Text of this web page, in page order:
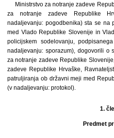
Ministrstvo za notranje zadeve
za notranje zadeve Republike
nadaljevanju: pogodbenika) sta se na
med Vlado Republike Slovenije in
policijskem sodelovanju,
nadaljevanju: sporazum), dogovorili o
za notranje zadeve Republike
zadeve Republike Hrvaške,
patruljiranja ob državni meji med
(v nadaljevanju: protokol).
1.
Predmet